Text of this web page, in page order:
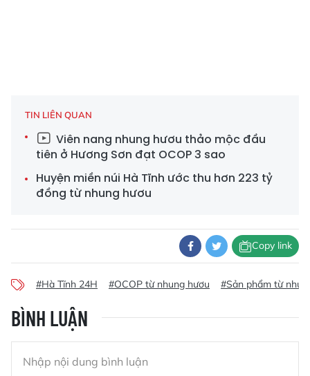
TIN LIÊN QUAN
Viên nang nhung hươu thảo mộc đầu
tiên ở Hương Sơn đạt OCOP 3 sao
Huyện miền núi Hà Tĩnh ước thu hơn 223 tỷ
đồng từ nhung hươu
Copy link
#Hà Tĩnh 24H #OCOP từ nhung hươu #Sản phẩm từ
BÌNH LUẬN